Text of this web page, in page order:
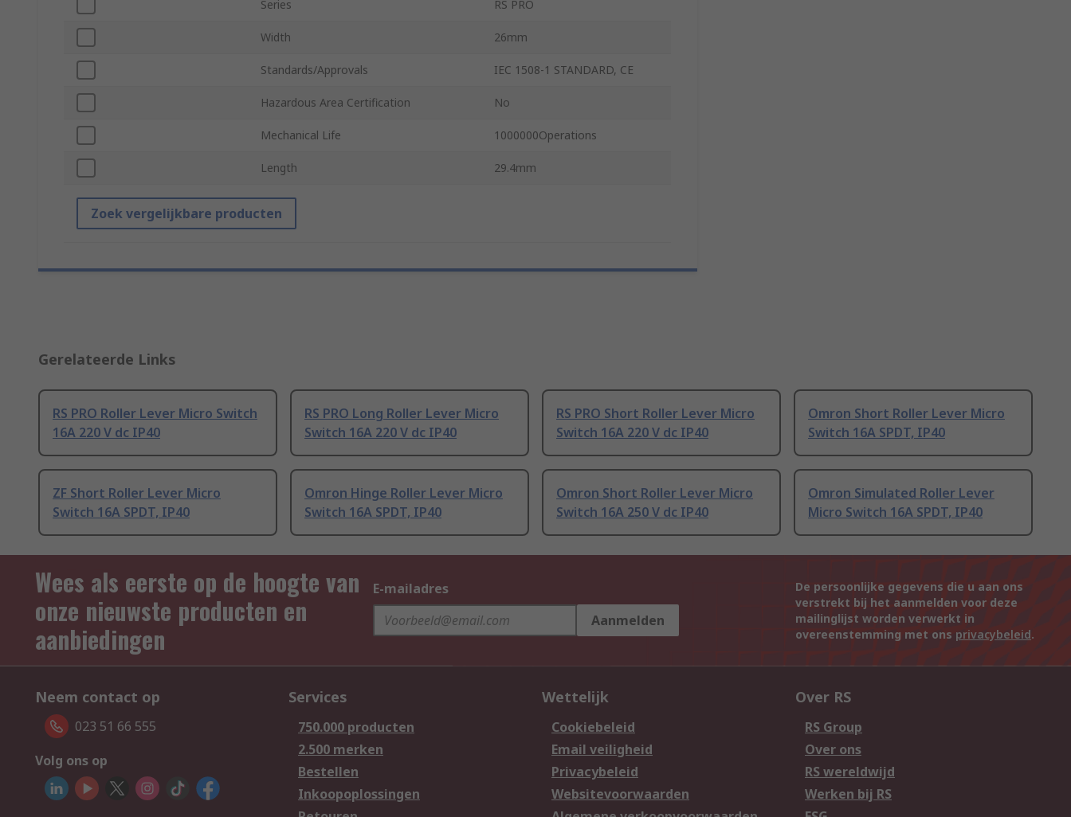
Series RS PRO
Width 26mm
Standards/Approvals IEC 1508-1 STANDARD, CE
Hazardous Area Certification No
Mechanical Life 1000000Operations
Length 29.4mm
Zoek vergelijkbare producten
Gerelateerde Links
RS PRO Roller Lever Micro Switch
16A 220 V dc IP40
RS PRO Long Roller Lever Micro
Switch 16A 220 V dc IP40
RS PRO Short Roller Lever Micro
Switch 16A 220 V dc IP40
Omron Short Roller Lever Micro
Switch 16A SPDT, IP40
ZF Short Roller Lever Micro
Switch 16A SPDT, IP40
Omron Hinge Roller Lever Micro
Switch 16A SPDT, IP40
Omron Short Roller Lever Micro
Switch 16A 250 V dc IP40
Omron Simulated Roller Lever
Micro Switch 16A SPDT, IP40
Wees als eerste op de hoogte van
onze nieuwste producten en
aanbiedingen
E-mailadres
Aanmelden
De persoonlijke gegevens die u aan ons
verstrekt bij het aanmelden voor deze
mailinglijst worden verwerkt in
overeenstemming met ons privacybeleid.
Neem contact op
023 51 66 555
Volg ons op
Services
750.000 producten
2.500 merken
Bestellen
Inkoopoplossingen
Wettelijk
Cookiebeleid
Email veiligheid
Privacybeleid
Websitevoorwaarden
Over RS
RS Group
Over ons
RS wereldwijd
Werken bij RS